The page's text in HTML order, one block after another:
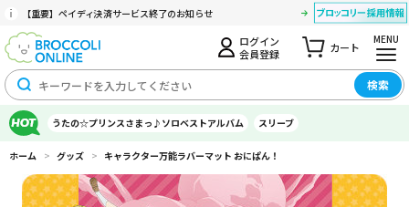
【重要】ペイディ決済サービス終了のお知らせ
ログイン
会員登録
カート
MENU
検索
うたの☆プリンスさまっ♪ソロベストアルバム スリーブ
ホーム > グッズ > キャラクター万能ラバーマット おにぱん！